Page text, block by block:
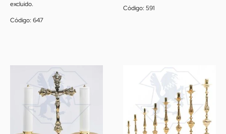
177,80€
excluido.
Código: 647
Código: 591